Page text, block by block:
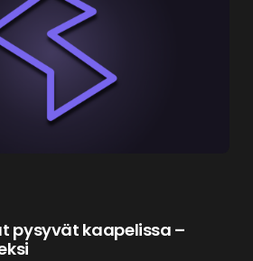
pysyvät kaapelissa –